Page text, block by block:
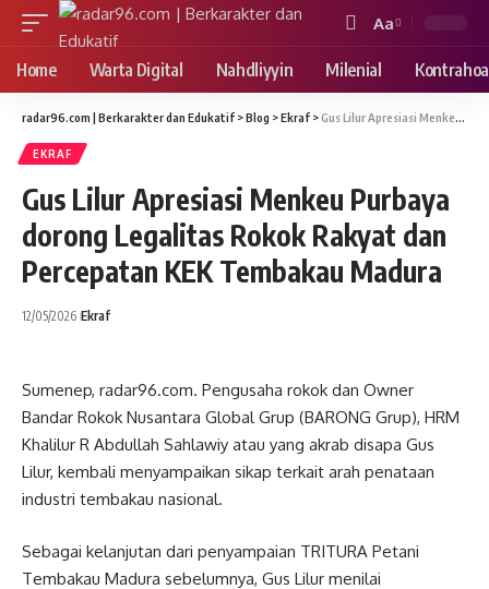
Font
Resizer
Aa
Home Warta Digital Nahdliyyin Milenial
radar96.com | Berkarakter dan Edukatif >Blog >Ekraf >Gus Lilur Apresiasi Menkeu Purbaya dorong Legalitas Rokok Rakyat dan Percepatan KEK Tembakau Madura
EKRAF
Gus Lilur Apresiasi Menkeu Purbaya
dorong Legalitas Rokok Rakyat dan
Percepatan KEK Tembakau Madura
12/05/2026 Ekraf
Sumenep, radar96.com. Pengusaha rokok dan Owner
Bandar Rokok Nusantara Global Grup (BARONG Grup), HRM
Khalilur R Abdullah Sahlawiy atau yang akrab disapa Gus
Lilur, kembali menyampaikan sikap terkait arah penataan
industri tembakau nasional.
Sebagai kelanjutan dari penyampaian TRITURA Petani
Tembakau Madura sebelumnya, Gus Lilur menilai